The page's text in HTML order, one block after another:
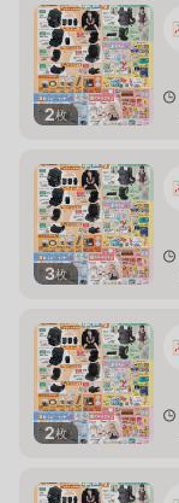
2枚
3枚
2枚